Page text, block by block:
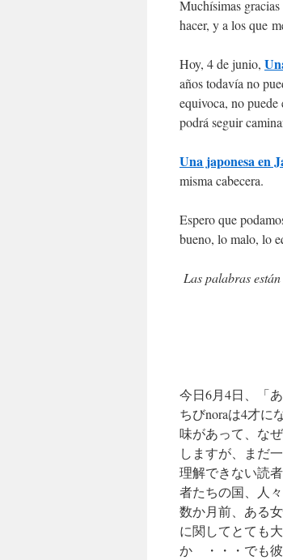
Muchísimas
hacer, y a los que
Hoy, 4 de junio,
años todavía no
equivoca, no puede
podrá seguir
Una japonesa en
misma cabecera.
Espero que
bueno, lo malo, lo
Las palabras
今日6月4日、「
ちびnoraは4才に
味があって、な
しますが、まだ
理解できない読
者たちの国、人
数か月前、ある
に関してとても
か ・・・でも彼